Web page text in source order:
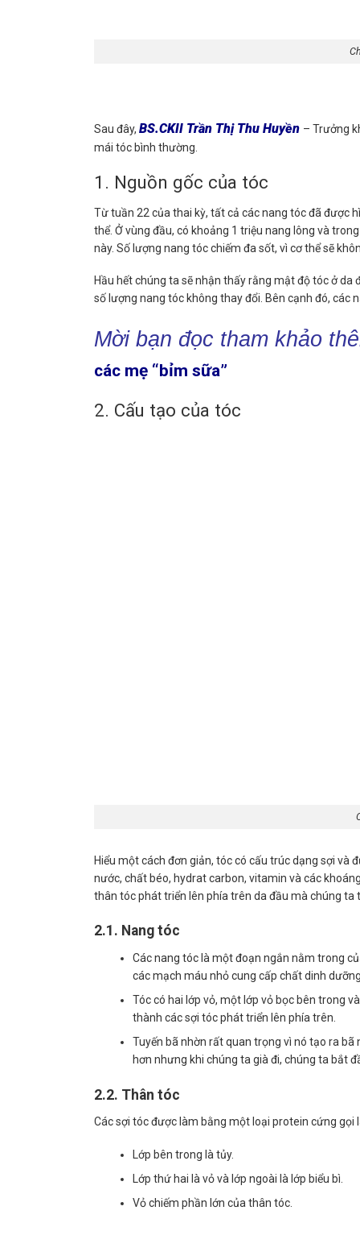
Sau đây, BS.CKII Trần Thị Thu Huyền – Trưởng
mái tóc bình thường.
1. Nguồn gốc của tóc
Từ tuần 22 của thai kỳ, tất cả các nang tóc đã được
thể. Ở vùng đầu, có khoảng 1 triệu nang lông và
này. Số lượng nang tóc chiếm đa sốt, vì cơ thể sẽ
Hầu hết chúng ta sẽ nhận thấy rằng mật độ tóc ở
số lượng nang tóc không thay đổi. Bên cạnh đó, các
Mời bạn đọc tham khảo
các mẹ “bỉm sữa”
2. Cấu tạo của tóc
Hiểu một cách đơn giản, tóc có cấu trúc dạng sợi và
nước, chất béo, hydrat carbon, vitamin và các
thân tóc phát triển lên phía trên da đầu mà chúng ta
2.1. Nang tóc
Các nang tóc là một đoạn ngắn nằm trong
các mạch máu nhỏ cung cấp chất dinh
Tóc có hai lớp vỏ, một lớp vỏ bọc bên trong
thành các sợi tóc phát triển lên phía trên.
Tuyến bã nhờn rất quan trọng vì nó tạo ra
hơn nhưng khi chúng ta già đi, chúng ta bắt
2.2. Thân tóc
Các sợi tóc được làm bằng một loại protein cứng gọi
Lớp bên trong là tủy.
Lớp thứ hai là vỏ và lớp ngoài là lớp biểu bì.
Vỏ chiếm phần lớn của thân tóc.